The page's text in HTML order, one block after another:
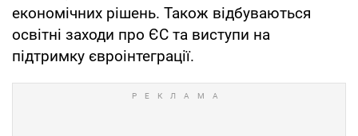
економічних рішень. Також відбуваються
освітні заходи про ЄС та виступи на
підтримку євроінтеграції.